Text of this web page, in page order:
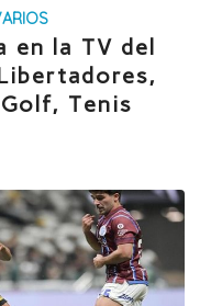
en la TV del
Tenis